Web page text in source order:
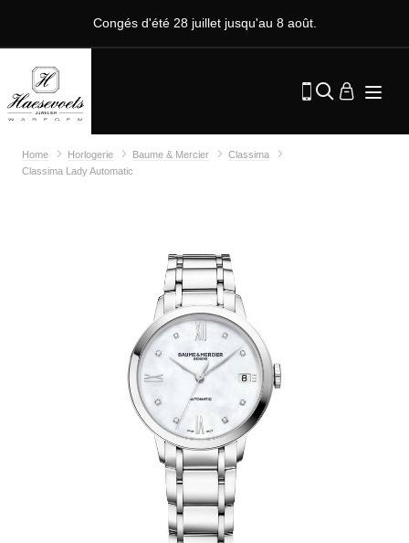
Congés d'été 28 juillet jusqu'au 8 août.
Home Horlogerie Baume & Mercier
Classima
Classima Lady Automatic